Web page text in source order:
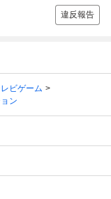
違反報告
ビゲーム
ン